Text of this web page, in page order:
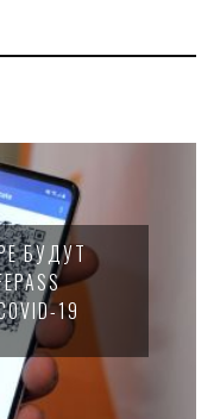
БУДУТ
19